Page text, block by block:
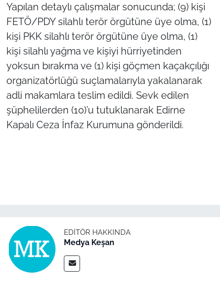
Yapılan detaylı çalışmalar sonucunda; (9) kişi
FETÖ/PDY silahlı terör örgütüne üye olma, (1)
kişi PKK silahlı terör örgütüne üye olma, (1)
kişi silahlı yağma ve kişiyi hürriyetinden
yoksun bırakma ve (1) kişi göçmen kaçakçılığı
organizatörlüğü suçlamalarıyla yakalanarak
adli makamlara teslim edildi. Sevk edilen
şüphelilerden (10)’u tutuklanarak Edirne
Kapalı Ceza İnfaz Kurumuna gönderildi.
EDITÖR HAKKINDA
Medya Keşan
Dış Haberler
Magazin
İş Dünyası
Bilim Teknoloji
English News